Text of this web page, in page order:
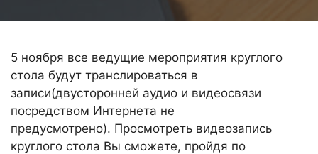
5 ноября все ведущие мероприятия круглого
стола будут транслироваться в
записи(двусторонней аудио и видеосвязи
посредством Интернета не
предусмотрено). Просмотреть видеозапись
круглого стола Вы сможете, пройдя по